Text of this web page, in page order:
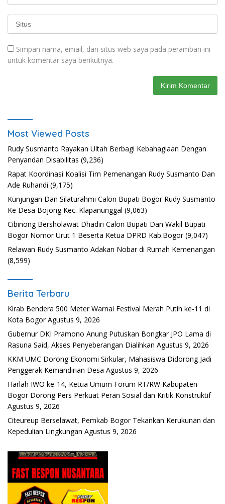
Simpan nama, email, dan situs web saya pada peramban ini
untuk komentar saya berikutnya.
Most Viewed Posts
Rudy Susmanto Rayakan Ultah Berbagi Kebahagiaan Dengan
Penyandan Disabilitas (9,236)
Rapat Koordinasi Koalisi Tim Pemenangan Rudy Susmanto Dan
Ade Ruhandi (9,175)
Kunjungan Dan Silaturahmi Calon Bupati Bogor Rudy Susmanto
Ke Desa Bojong Kec. Klapanunggal (9,063)
Cibinong Bersholawat Dhadiri Calon Bupati Dan Wakil Bupati
Bogor Nomor Urut 1 Beserta Ketua DPRD Kab.Bogor (9,047)
Relawan Rudy Susmanto Adakan Nobar di Rumah Kemenangan
(8,599)
Berita Terbaru
Kirab Bendera 500 Meter Warnai Festival Merah Putih ke-11 di
Kota Bogor Agustus 9, 2026
Gubernur DKI Pramono Anung Putuskan Bongkar JPO Lama di
Rasuna Said, Akses Penyeberangan Dialihkan Agustus 9, 2026
KKM UMC Dorong Ekonomi Sirkular, Mahasiswa Didorong Jadi
Penggerak Kemandirian Desa Agustus 9, 2026
Harlah IWO ke-14, Ketua Umum Forum RT/RW Kabupaten
Bogor Dorong Pers Perkuat Peran Sosial dan Kritik Konstruktif
Agustus 9, 2026
Citeureup Berselawat, Pemkab Bogor Tekankan Kerukunan dan
Kepedulian Lingkungan Agustus 9, 2026